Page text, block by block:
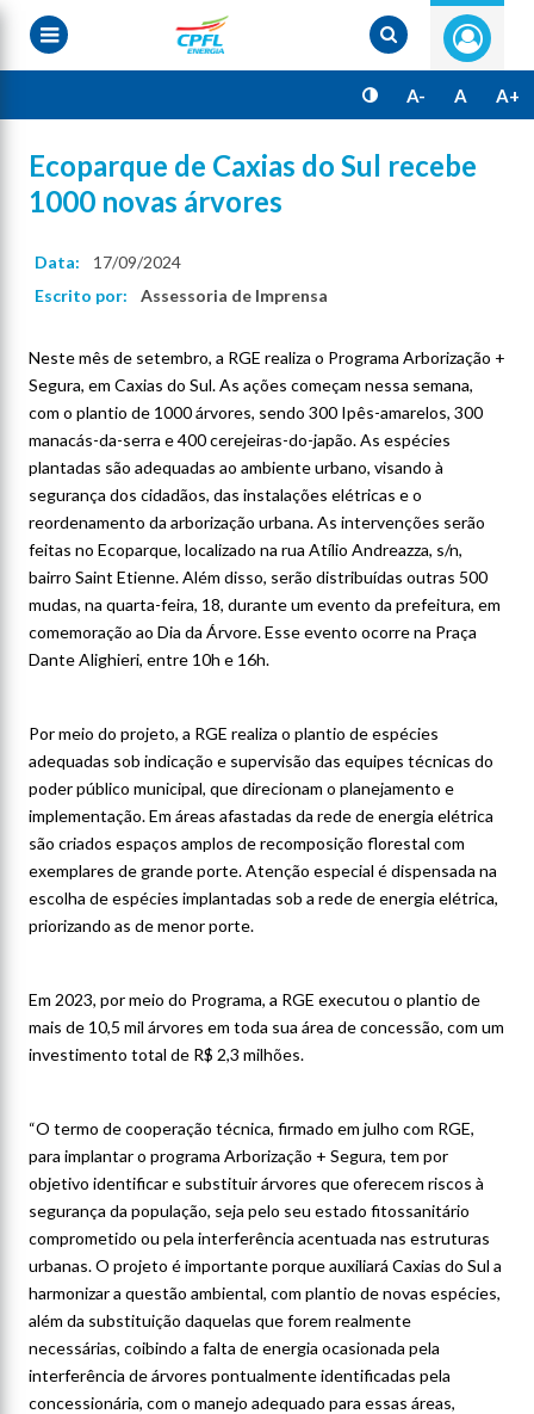
Pular
para
A- A A+
Ecoparque de Caxias do Sul recebe
1000 novas árvores
Data:
17/09/2024
Escrito por:
Assessoria de Imprensa
Neste mês de setembro, a RGE realiza o Programa Arborização +
Segura, em Caxias do Sul. As ações começam nessa semana,
com o plantio de 1000 árvores, sendo 300 Ipês-amarelos, 300
manacás-da-serra e 400 cerejeiras-do-japão. As espécies
plantadas são adequadas ao ambiente urbano, visando à
segurança dos cidadãos, das instalações elétricas e o
reordenamento da arborização urbana. As intervenções serão
feitas no Ecoparque, localizado na rua Atílio Andreazza, s/n,
bairro Saint Etienne. Além disso, serão distribuídas outras 500
mudas, na quarta-feira, 18, durante um evento da prefeitura, em
comemoração ao Dia da Árvore. Esse evento ocorre na Praça
Dante Alighieri, entre 10h e 16h.
Por meio do projeto, a RGE realiza o plantio de espécies
adequadas sob indicação e supervisão das equipes técnicas do
poder público municipal, que direcionam o planejamento e
implementação. Em áreas afastadas da rede de energia elétrica
são criados espaços amplos de recomposição florestal com
exemplares de grande porte. Atenção especial é dispensada na
escolha de espécies implantadas sob a rede de energia elétrica,
priorizando as de menor porte.
Em 2023, por meio do Programa, a RGE executou o plantio de
mais de 10,5 mil árvores em toda sua área de concessão, com um
investimento total de R$ 2,3 milhões.
“O termo de cooperação técnica, firmado em julho com RGE,
para implantar o programa Arborização + Segura, tem por
objetivo identificar e substituir árvores que oferecem riscos à
segurança da população, seja pelo seu estado fitossanitário
comprometido ou pela interferência acentuada nas estruturas
urbanas. O projeto é importante porque auxiliará Caxias do Sul a
harmonizar a questão ambiental, com plantio de novas espécies,
além da substituição daquelas que forem realmente
necessárias, coibindo a falta de energia ocasionada pela
interferência de árvores pontualmente identificadas pela
concessionária, com o manejo adequado para essas áreas,